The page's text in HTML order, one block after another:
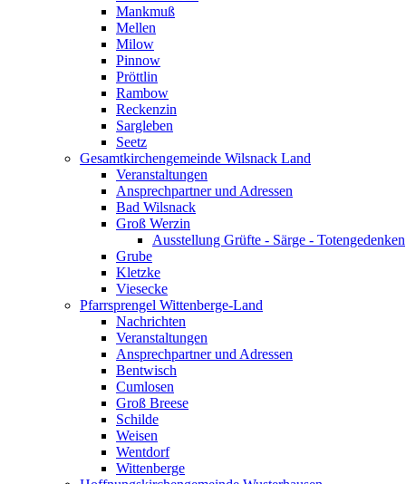
Mankmuß
Mellen
Milow
Pinnow
Pröttlin
Rambow
Reckenzin
Sargleben
Seetz
Gesamtkirchengemeinde Wilsnack Land
Veranstaltungen
Ansprechpartner und Adressen
Bad Wilsnack
Groß Werzin
Ausstellung Grüfte - Särge - Totengedenken
Grube
Kletzke
Viesecke
Pfarrsprengel Wittenberge-Land
Nachrichten
Veranstaltungen
Ansprechpartner und Adressen
Bentwisch
Cumlosen
Groß Breese
Schilde
Weisen
Wentdorf
Wittenberge